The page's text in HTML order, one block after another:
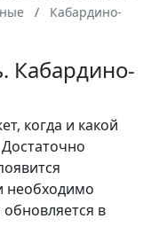
Кабардино-
Кабардино-
когда и какой
необходимо
в